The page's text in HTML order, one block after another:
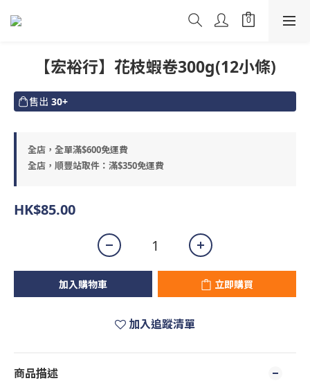
【宏裕行】花枝蝦卷300g(12小條)
售出 30+
全店，全單滿$600免運費
全店，順豐站取件：滿$350免運費
HK$85.00
加入購物車 立即購買
加入追蹤清單
商品描述